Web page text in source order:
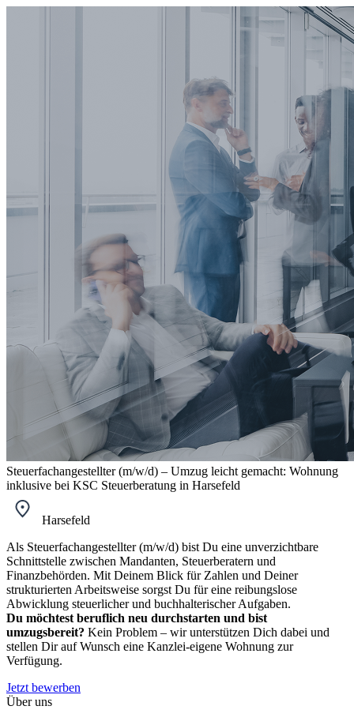
Steuerfachangestellter (m/w/d) – Umzug leicht gemacht: Wohnung
inklusive bei KSC Steuerberatung in Harsefeld
Harsefeld
Als Steuerfachangestellter (m/w/d) bist Du eine unverzichtbare
Schnittstelle zwischen Mandanten, Steuerberatern und
Finanzbehörden. Mit Deinem Blick für Zahlen und Deiner
strukturierten Arbeitsweise sorgst Du für eine reibungslose
Abwicklung steuerlicher und buchhalterischer Aufgaben.
Du möchtest beruflich neu durchstarten und bist
umzugsbereit? Kein Problem – wir unterstützen Dich dabei und
stellen Dir auf Wunsch eine Kanzlei-eigene Wohnung zur
Verfügung.
Jetzt bewerben
Über uns